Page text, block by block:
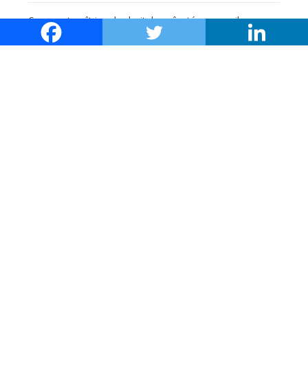
Comment maîtriser le droit des sûretés : conseils
pratiques